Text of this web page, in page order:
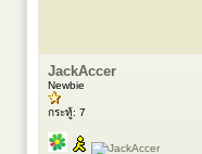
JackAccer
Newbie
กระทู้: 7